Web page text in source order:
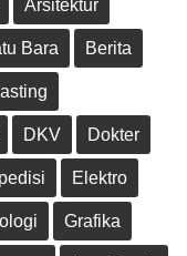
Arsitektur
Bara Berita
DKV Dokter
Elektro
Grafika